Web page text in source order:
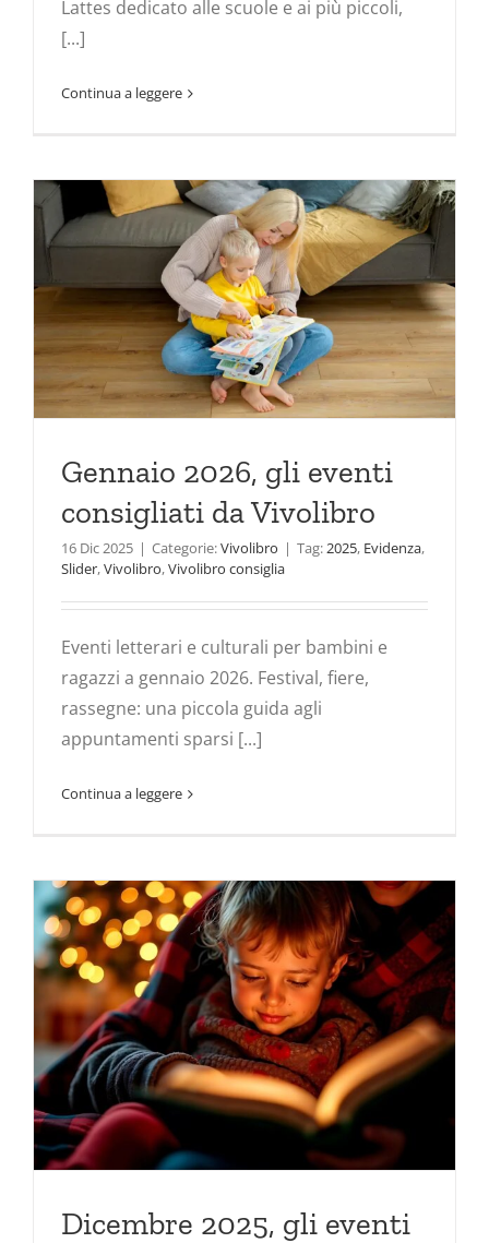
Lattes dedicato alle scuole e ai più piccoli,
[...]
Continua a leggere
Gennaio 2026, gli eventi
consigliati da Vivolibro
16 Dic 2025 | Categorie:Vivolibro | Tag:2025, Evidenza,
Slider,Vivolibro,Vivolibro consiglia
Eventi letterari e culturali per bambini e
ragazzi a gennaio 2026. Festival, fiere,
rassegne: una piccola guida agli
appuntamenti sparsi [...]
Continua a leggere
Dicembre 2025, gli eventi